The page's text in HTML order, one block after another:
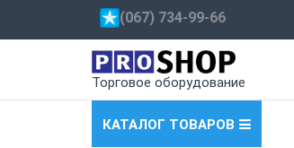
Торговое оборудование
КАТАЛОГ ТОВАРОВ
(067) 734-99-66